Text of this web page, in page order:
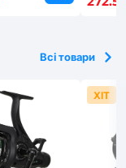
Всі товари
ХІТ